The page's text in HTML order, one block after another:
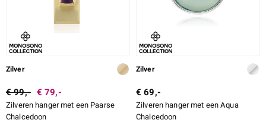
Zilver
€ 99,- € 79,-
Zilveren hanger met een Paarse
Chalcedoon
Zilver
€ 69,-
Zilveren hanger met een Aqua
Chalcedoon